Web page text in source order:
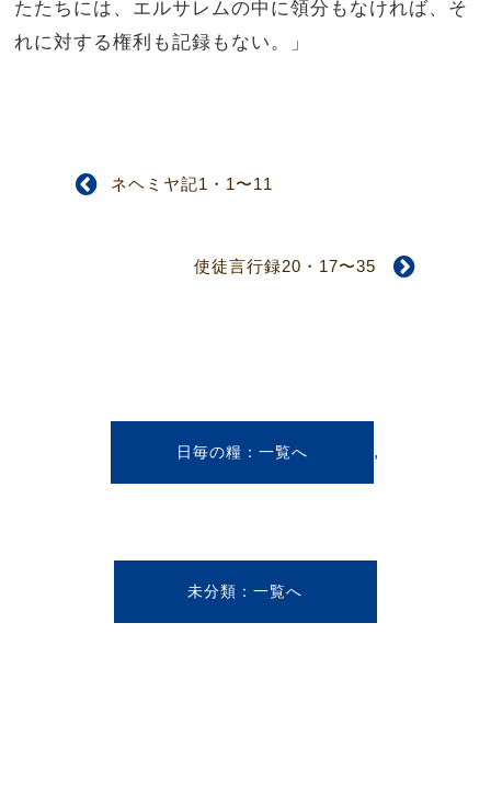
たたちには、エルサレムの中に領分もなければ、そ
れに対する権利も記録もない。」
ネヘミヤ記1・1〜11
使徒言行録20・17〜35
日毎の糧 ,
未分類